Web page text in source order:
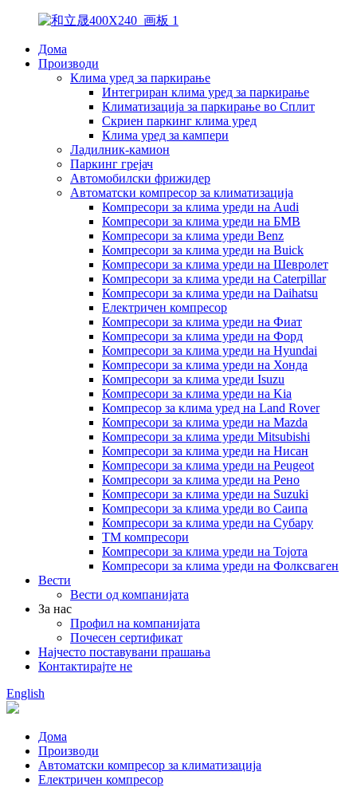
Дома
Производи
Клима уред за паркирање
Интегриран клима уред за паркирање
Климатизација за паркирање во Сплит
Скриен паркинг клима уред
Клима уред за кампери
Ладилник-камион
Паркинг грејач
Автомобилски фрижидер
Автоматски компресор за климатизација
Компресори за клима уреди на Audi
Компресори за клима уреди на БМВ
Компресори за клима уреди Benz
Компресори за клима уреди на Buick
Компресори за клима уреди на Шевролет
Компресори за клима уреди на Caterpillar
Компресори за клима уреди на Daihatsu
Електричен компресор
Компресори за клима уреди на Фиат
Компресори за клима уреди на Форд
Компресори за клима уреди на Hyundai
Компресори за клима уреди на Хонда
Компресори за клима уреди Isuzu
Компресори за клима уреди на Kia
Компресор за клима уред на Land Rover
Компресори за клима уреди на Mazda
Компресори за клима уреди Mitsubishi
Компресори за клима уреди на Нисан
Компресори за клима уреди на Peugeot
Компресори за клима уреди на Рено
Компресори за клима уреди на Suzuki
Компресори за клима уреди во Саипа
Компресори за клима уреди на Субару
ТМ компресори
Компресори за клима уреди на Тојота
Компресори за клима уреди на Фолксваген
Вести
Вести од компанијата
За нас
Профил на компанијата
Почесен сертификат
Најчесто поставувани прашања
Контактирајте не
English
Дома
Производи
Автоматски компресор за климатизација
Електричен компресор